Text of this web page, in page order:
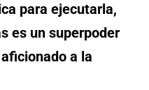
para ejecutarla,
es un superpoder
a la